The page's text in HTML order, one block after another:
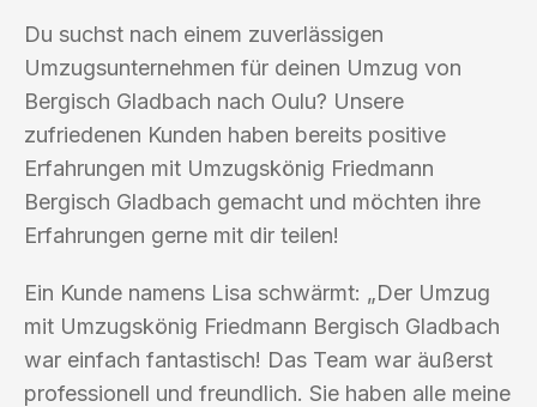
Du suchst nach einem zuverlässigen
Umzugsunternehmen für deinen Umzug von
Bergisch Gladbach nach Oulu? Unsere
zufriedenen Kunden haben bereits positive
Erfahrungen mit Umzugskönig Friedmann
Bergisch Gladbach gemacht und möchten ihre
Erfahrungen gerne mit dir teilen!
Ein Kunde namens Lisa schwärmt: „Der Umzug
mit Umzugskönig Friedmann Bergisch Gladbach
war einfach fantastisch! Das Team war äußerst
professionell und freundlich. Sie haben alle meine